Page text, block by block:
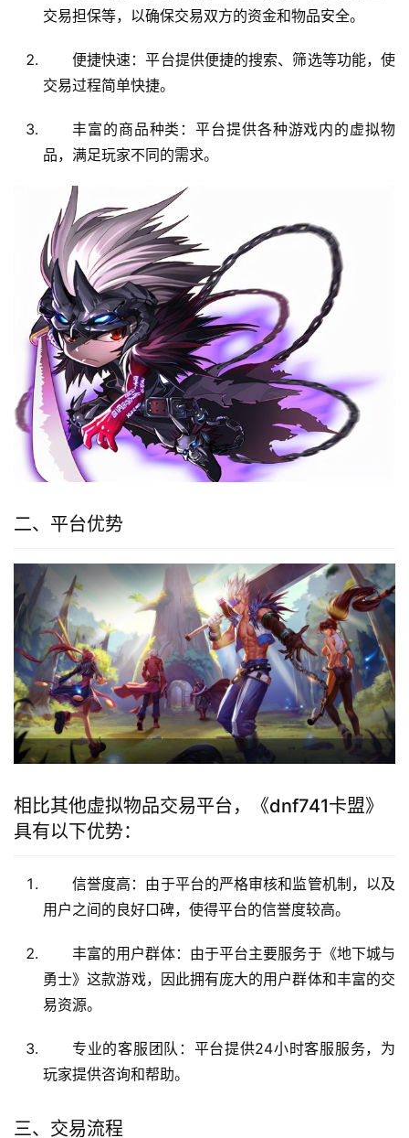
交易担保等，以确保交易双方的资金和物品安全。
便捷快速：平台提供便捷的搜索、筛选等功能，使
交易过程简单快捷。
丰富的商品种类：平台提供各种游戏内的虚拟物
品，满足玩家不同的需求。
二、平台优势
相比其他虚拟物品交易平台，《dnf741卡盟》
具有以下优势：
信誉度高：由于平台的严格审核和监管机制，以及
用户之间的良好口碑，使得平台的信誉度较高。
丰富的用户群体：由于平台主要服务于《地下城与
勇士》这款游戏，因此拥有庞大的用户群体和丰富的交
易资源。
专业的客服团队：平台提供24小时客服服务，为
玩家提供咨询和帮助。
三、交易流程